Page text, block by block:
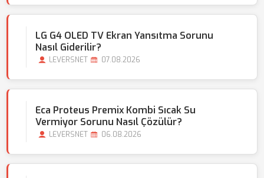
LG G4 OLED TV Ekran Yansıtma Sorunu
Nasıl Giderilir?
LEVERSNET 07.08.2026
Eca Proteus Premix Kombi Sıcak Su
Vermiyor Sorunu Nasıl Çözülür?
LEVERSNET 06.08.2026